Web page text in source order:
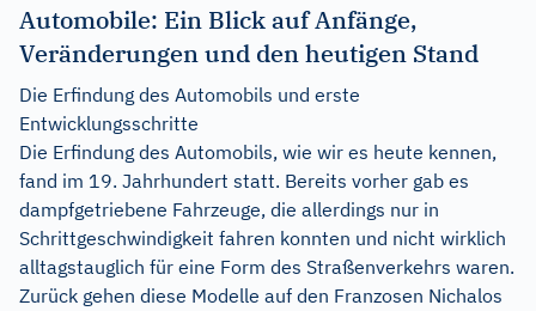
Automobile: Ein Blick auf Anfänge,
Veränderungen und den heutigen Stand
Die Erfindung des Automobils und erste
Entwicklungsschritte
Die Erfindung des Automobils, wie wir es heute kennen,
fand im 19. Jahrhundert statt. Bereits vorher gab es
dampfgetriebene Fahrzeuge, die allerdings nur in
Schrittgeschwindigkeit fahren konnten und nicht wirklich
alltagstauglich für eine Form des Straßenverkehrs waren.
Zurück gehen diese Modelle auf den Franzosen Nichalos